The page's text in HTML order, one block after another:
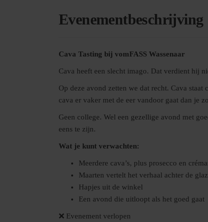
Evenementbeschrijving
Cava Tasting bij vomFASS Wassenaar
Cava heeft een slecht imago. Dat verdient hij
Op deze avond zetten we dat recht. Cava
cava er vaker met de eer vandoor gaat dan je
Geen college. Wel een gezellige avond met
eens te zijn.
Wat je kunt verwachten:
Meerdere cava’s, plus prosecco en
Maarten vertelt het verhaal achter de
Hapjes uit de winkel
Een avond die uitloopt als het goed gaat
❌ Evenement verlopen